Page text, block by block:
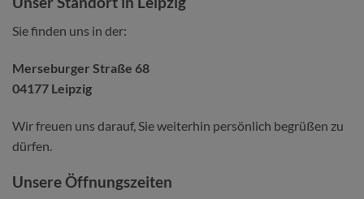
Sie finden uns in der:
Merseburger Straße 68
04177 Leipzig
Wir freuen uns darauf, Sie weiterhin persönlich begrüßen zu
dürfen.
Unsere Öffnungszeiten